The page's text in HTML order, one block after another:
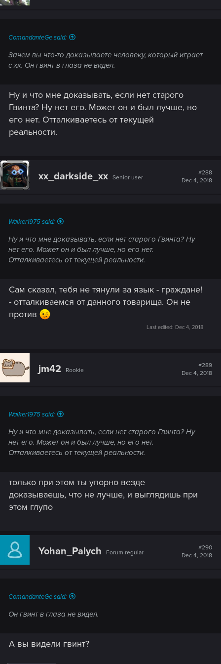
o
ComandanteGe said:
Зачем вы что-то доказываете человеку, который играет
с хк. Он гвинт в глаза не видел.
Ну и что мне доказывать, если нет старого
Гвинта? Ну нет его. Может он и был лучше, но
его нет. Отталкиваетесь от текущей
реальности.
xx_darkside_xx Senior user
#288
Dec 4, 2018
Walker1975 said:
Ну и что мне доказывать, если нет старого Гвинта? Ну
нет его. Может он и был лучше, но его нет.
Отталкиваетесь от текущей реальности.
Сам сказал, тебя не тянули за язык - граждане!
- отталкиваемся от данного товарища. Он не
против
Last edited: Dec 4, 2018
jm42 Rookie
#289
Dec 4, 2018
Walker1975 said:
Ну и что мне доказывать, если нет старого Гвинта? Ну
нет его. Может он и был лучше, но его нет.
Отталкиваетесь от текущей реальности.
только при этом ты упорно везде
доказываешь, что не лучше, и выглядишь при
этом глупо
Yohan_Palych Forum regular
#290
Dec 4, 2018
ComandanteGe said:
Он гвинт в глаза не видел.
А вы видели гвинт?